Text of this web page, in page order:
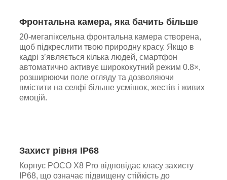
Фронтальна камера, яка бачить більше
20-мегапіксельна фронтальна камера створена,
щоб підкреслити твою природну красу. Якщо в
кадрі з’являється кілька людей, смартфон
автоматично активує ширококутний режим 0.8×,
розширюючи поле огляду та дозволяючи
вмістити на селфі більше усмішок, жестів і живих
емоцій.
Захист рівня IP68
Корпус POCO X8 Pro відповідає класу захисту
IP68, що означає підвищену стійкість до